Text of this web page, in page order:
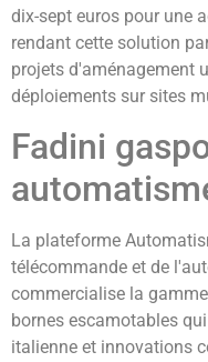
dix-sept euros pour une
rendant cette solution
projets d'aménagement
déploiements sur sites
Fadini
La plateforme
télécommande et de
commercialise la
bornes escamotables
italienne et innovations